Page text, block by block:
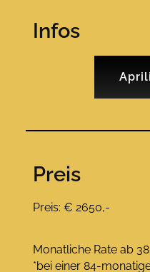
Infos
Preis
Preis: € 2650,-
Monatliche Rate ab
*bei einer 84-